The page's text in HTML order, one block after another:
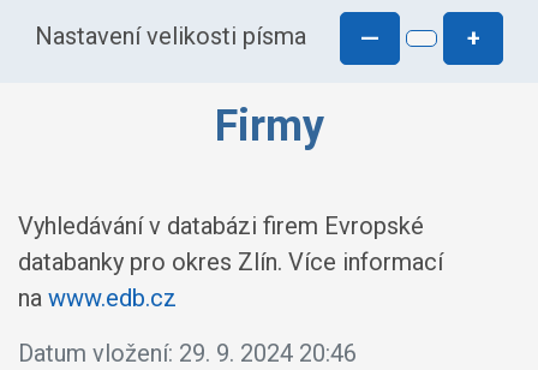
Nastavení velikosti písma — +
Firmy
Vyhledávání v databázi firem Evropské
databanky pro okres Zlín. Více informací
na www.edb.cz
Datum vložení: 29. 9. 2024 20:46